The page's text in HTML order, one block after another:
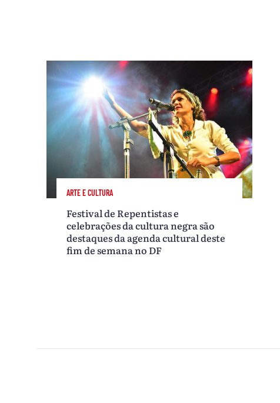
ARTE E CULTURA
Festival de Repentistas e
celebrações da cultura negra são
destaques da agenda cultural deste
fim de semana no DF